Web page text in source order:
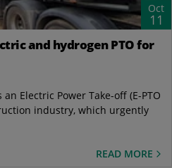
Oct
11
and hydrogen PTO for
Electric Power Take-off (E-PTO
industry, which urgently
READ MORE